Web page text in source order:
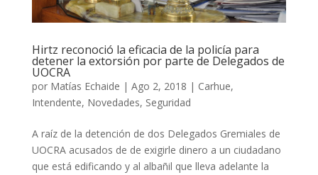
Hirtz reconoció la eficacia de la policía para
detener la extorsión por parte de Delegados de
UOCRA
por Matías Echaide | Ago 2, 2018 | Carhue,
Intendente, Novedades, Seguridad
A raíz de la detención de dos Delegados Gremiales de
UOCRA acusados de de exigirle dinero a un ciudadano
que está edificando y al albañil que lleva adelante la